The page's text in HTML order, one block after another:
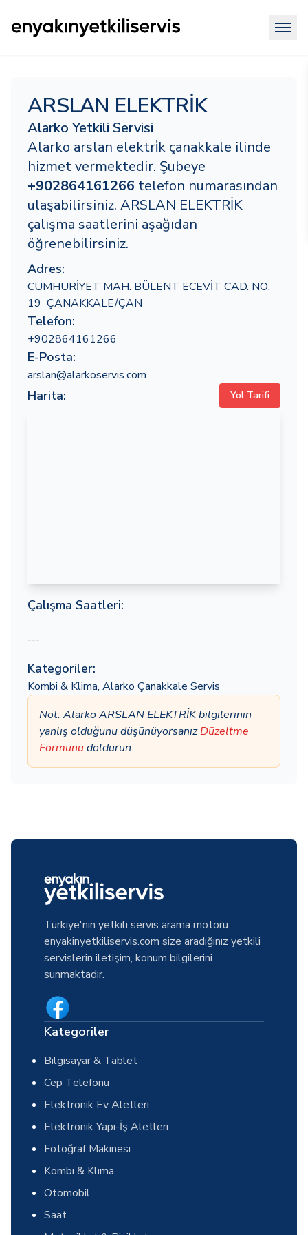
ARSLAN ELEKTRİK
Alarko Yetkili Servisi
Alarko arslan elektri̇k çanakkale ilinde
hizmet vermektedir. Şubeye
+902864161266 telefon numarasından
ulaşabilirsiniz. ARSLAN ELEKTRİK
çalışma saatlerini aşağıdan
öğrenebilirsiniz.
Adres:
CUMHURİYET MAH. BÜLENT ECEVİT CAD. NO:
19 ÇANAKKALE/ÇAN
Telefon:
+902864161266
E-Posta:
arslan@alarkoservis.com
Harita: Yol Tarifi
Çalışma Saatleri:
---
Kategoriler:
Kombi & Klima, Alarko Çanakkale Servis
Not: Alarko ARSLAN ELEKTRİK bilgilerinin
yanlış olduğunu düşünüyorsanızDüzeltme
Formunudoldurun.
Türkiye'nin yetkili servis arama motoru
enyakinyetkiliservis.com size aradığınız yetkili
servislerin iletişim, konum bilgilerini
sunmaktadır.
Kategoriler
Bilgisayar & Tablet
Cep Telefonu
Elektronik Ev Aletleri
Elektronik Yapı-İş Aletleri
Fotoğraf Makinesi
Kombi & Klima
Otomobil
Saat